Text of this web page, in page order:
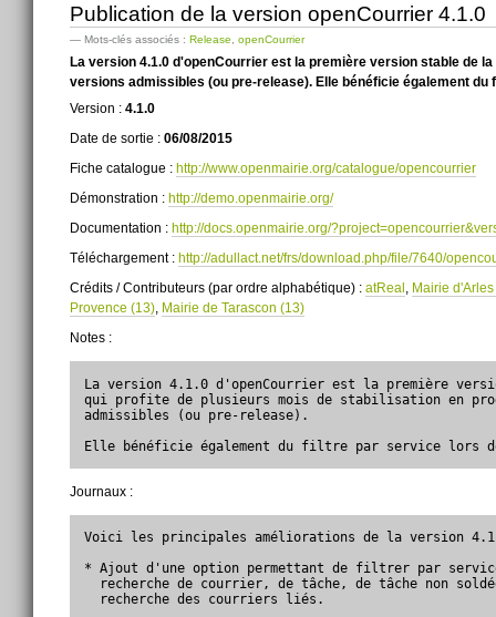
Publication de la version openCourrier 4.1.0
— Mots-clés associés : Release,openCourrier
La version 4.1.0 d'openCourrier est la première version stable de
versions admissibles (ou pre-release). Elle bénéficie également
Version :4.1.0
Date de sortie :06/08/2015
Fiche catalogue :http://www.openmairie.org/catalogue/opencourrier
Démonstration :http://demo.openmairie.org/
Documentation : http://docs.openmairie.org/
Téléchargement : http://adullact.net/frs/download.php/file/7640/
Crédits / Contributeurs (par ordre alphabétique) :atReal , Mairie
Provence (13), Mairie de Tarascon (13)
Notes :
La version 4.1.0 d'openCourrier est la première
qui profite de plusieurs mois de stabilisation en
admissibles (ou pre-release).
Elle bénéficie également du filtre par service lors
Journaux :
Voici les principales améliorations de la version
* Ajout d'une option permettant de filtrer par
recherche de courrier, de tâche, de tâche non
  recherche des courriers liés.